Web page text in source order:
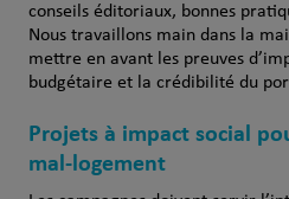
conseils éditoriaux, bonnes
Nous travaillons main dans la
mettre en avant les preuves
budgétaire et la crédibilité du
Projets à impact social
mal-logement